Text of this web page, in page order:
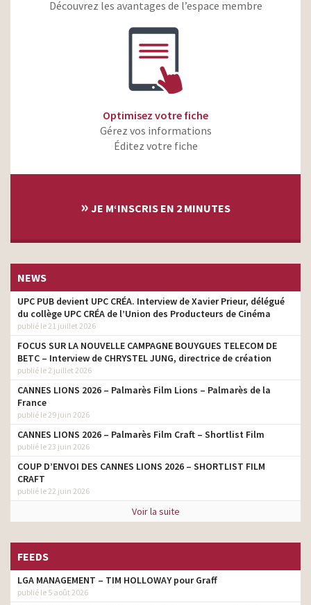
directeur de création
Laboratoire Gallia – Votre
histoire, notre expertise
directeur de création
Découvrez les avantages de l’espace membre
Optimisez votre fiche
Gérez vos informations
Éditez votre fiche
» JE M‘INSCRIS EN 2 MINUTES
NEWS
UPC PUB devient UPC CRÉA. Interview de Xavier Prieur, délégué
du collège UPC CRÉA de l’Union des Producteurs de Cinéma
publié le 21 juillet 2026
FOCUS SUR LA NOUVELLE CAMPAGNE BOUYGUES TELECOM DE
BETC – Interview de CHRYSTEL JUNG, directrice de création
publié le 2 juillet 2026
CANNES LIONS 2026 – Palmarès Film Lions – Palmarès de la
France
publié le 29 juin 2026
CANNES LIONS 2026 – Palmarès Film Craft – Shortlist Film
publié le 23 juin 2026
COUP D’ENVOI DES CANNES LIONS 2026 – SHORTLIST FILM
CRAFT
publié le 22 juin 2026
Voir la suite
FEEDS
LGA MANAGEMENT – TIM HOLLOWAY pour Graff
publié le 5 août 2026